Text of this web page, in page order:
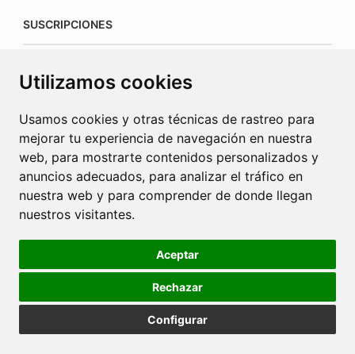
Utilizamos cookies
Usamos cookies y otras técnicas de rastreo para
mejorar tu experiencia de navegación en nuestra
web, para mostrarte contenidos personalizados y
anuncios adecuados, para analizar el tráfico en
nuestra web y para comprender de donde llegan
nuestros visitantes.
Aceptar
Rechazar
Configurar
SUSCRIPCIONES
www.connecorrevistas.com
PUBLICIDAD
Política de Cookies Política de Privacidad
Publicidad
Diseño web Barcelona